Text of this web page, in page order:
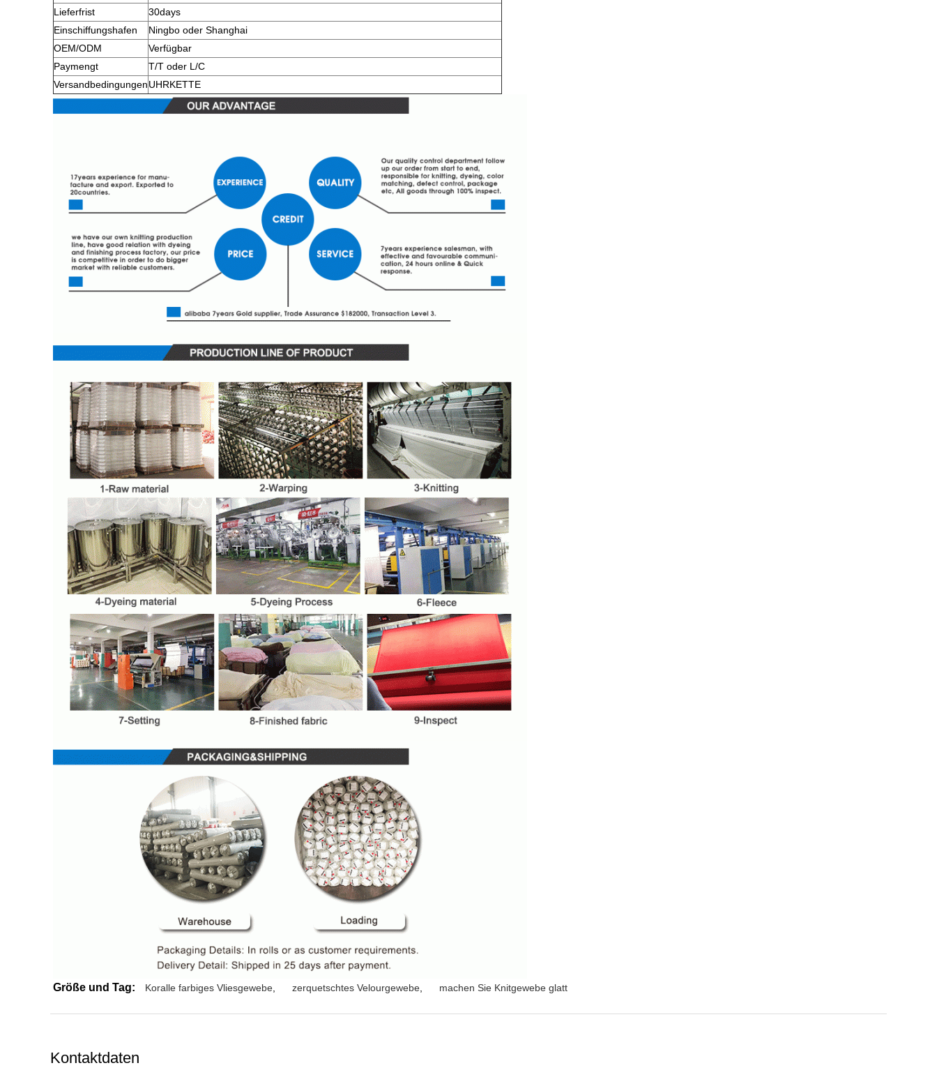
Lieferfrist
30days
Einschiffungshafen
Ningbo oder Shanghai
OEM/ODM
Verfügbar
Paymengt
T/T oder L/C
VersandbedingungenUHRKETTE
Größe und Tag: Koralle farbiges Vliesgewebe zerquetschtes Velourgewebe machen Sie Knitgewebe glatt
Kontaktdaten